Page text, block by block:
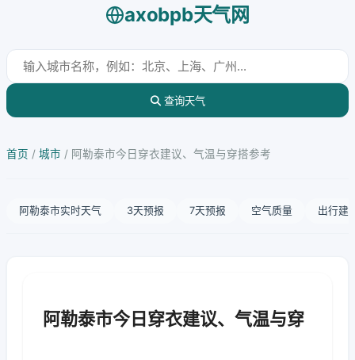
axobpb天气网
查询天气
首页 / 城市 / 阿勒泰市今日穿衣建议、气温与穿搭参考
阿勒泰市实时天气 3天预报 7天预报 空气质量 出行建
阿勒泰市今日穿衣建议、气温与穿